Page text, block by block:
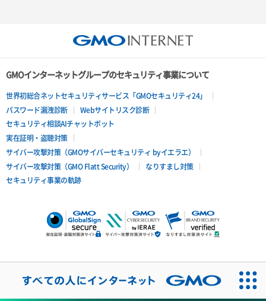
GMOインターネットグループのセキュリティ事業について
世界初総合ネットセキュリティサービス「GMOセキュリティ24」
パスワード漏洩診断
Webサイトリスク診断
セキュリティ相談AIチャットボット
実在証明・盗聴対策
サイバー攻撃対策（GMOサイバーセキュリティ byイエラエ）
サイバー攻撃対策（GMO Flatt Security）
なりすまし対策
セキュリティ事業の軌跡